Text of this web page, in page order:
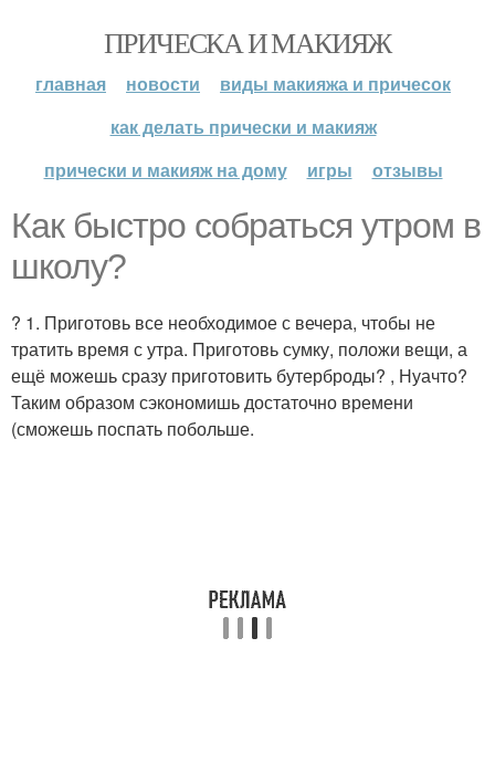
ПРИЧЕСКА И МАКИЯЖ
главная новости
виды макияжа и причесок
как делать прически и макияж
прически и макияж на дому
игры отзывы
Как быстро собраться утром в
школу?
? 1. Приготовь все необходимое с вечера, чтобы не
тратить время с утра. Приготовь сумку, положи вещи, а
ещё можешь сразу приготовить бутерброды? , Нуачто?
Таким образом сэкономишь достаточно времени
(сможешь поспать побольше.